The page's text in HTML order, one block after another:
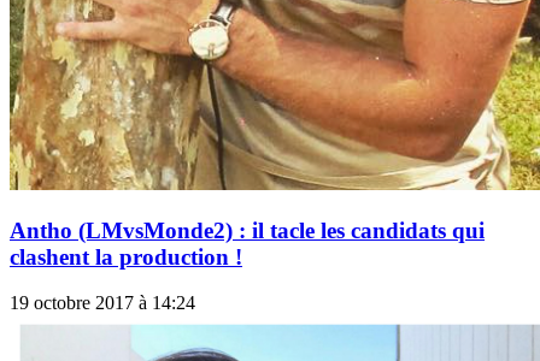
Antho (LMvsMonde2) : il tacle les candidats qui
clashent la production !
19 octobre 2017 à 14:24